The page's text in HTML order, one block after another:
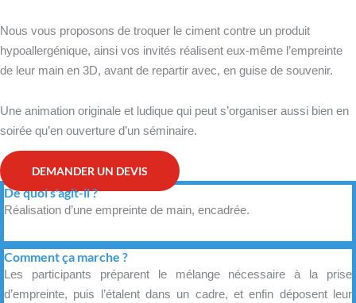
Nous vous proposons de troquer le ciment contre un produit
hypoallergénique, ainsi vos invités réalisent eux-même l’empreinte
de leur main en 3D, avant de repartir avec, en guise de souvenir.
Une animation originale et ludique qui peut s’organiser aussi bien en
soirée qu’en ouverture d’un séminaire.
DEMANDER UN DEVIS
De quoi s'agit-il ?
Réalisation d’une empreinte de main, encadrée.
Comment ça marche ?
Les participants préparent le mélange nécessaire à la prise
d’empreinte, puis l’étalent dans un cadre, et enfin déposent leur